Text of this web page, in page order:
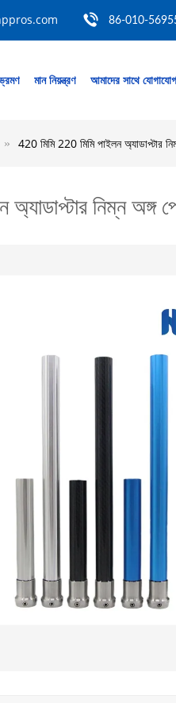
86-010-
মান নিয়ন্ত্রণ আমাদের সাথে
420 মিমি 220 মিমি পাইলন অ্যাডাপ্টার
নিম্ন অঙ্গ